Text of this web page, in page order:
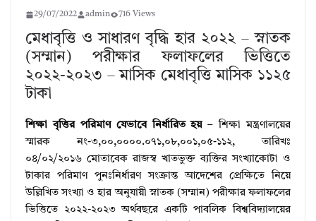
29/07/2022 admin 716 Views
মেধাবৃত্তি ও সাধারণ বৃদ্ধি হার ২০২২ – স্নাতক
(সম্মান) পরীক্ষার ফলাফলের ভিত্তিতে
২০২২-২০২৩ – মাসিক মেধাবৃত্তি মাসিক ১১২৫
টাকা
শিক্ষা বৃত্তির পরিমাণ যেভাবে নির্ধারিত হয়– শিক্ষা মন্ত্রণালয়ের
স্মারক নং-৩,০০,০০০০.০৭১,০৮,০০১,০৫-১১২, তারিখঃ
০৪/০২/২০১৬ মােতাবেক রাজস্ব খাতভুক্ত ব্যক্তির সংখ্যাকোটা ও
টাকার পরিমাণ পুনঃনির্ধারণ সংক্রান্ত আদেশের প্রেক্ষিতে নিয়ে
উল্লিখিত সংখ্যা ও হার অনুযায়ী স্নাতক (সম্মান) পরীক্ষার ফলাফলের
ভিত্তিতে ২০২২-২০২৩ অর্থবছরে একটি পাবলিক বিশ্ববিদ্যালয়ের